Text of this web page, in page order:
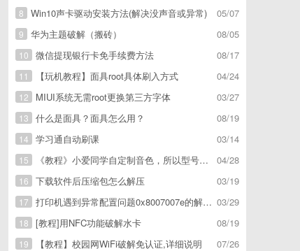
05/07
8
Win10声卡驱动安装方法(解决没声音或异常)
08/05
9
华为主题破解（搬砖）
08/17
10
微信提现银行卡免手续费方法
04/24
11
【玩机教程】面具root具体刷入方式
03/27
12
MIUI系统无需root更换第三方字体
08/19
13
什么是面具？面具怎么用？
03/14
14
学习通自动刷课
04/28
15
《教程》小爱同学自定制音色，所以型号通用，不用root
03/19
16
下载软件后压缩包怎么解压
03/29
17
打印机遇到异常配置问题0x8007007e的解决方
08/19
18
[教程]用NFC功能破解水卡
07/26
19
【教程】校园网WiFi破解免认证,详细说明